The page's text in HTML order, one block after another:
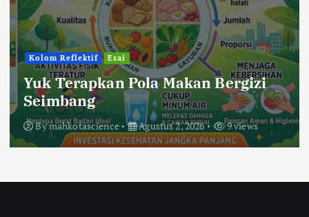
Kolom Reflektif Esai
Yuk Terapkan Pola Makan Bergizi
Seimbang
Bymahkotascience Agustus 2, 2026 9 views